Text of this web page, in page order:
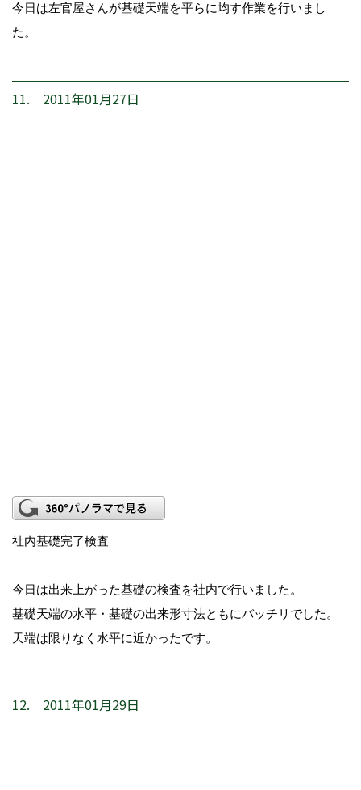
今日は左官屋さんが基礎天端を平らに均す作業を行いまし
た。
11. 2011年01月27日
社内基礎完了検査
今日は出来上がった基礎の検査を社内で行いました。
基礎天端の水平・基礎の出来形寸法ともにバッチリでした。
天端は限りなく水平に近かったです。
12. 2011年01月29日